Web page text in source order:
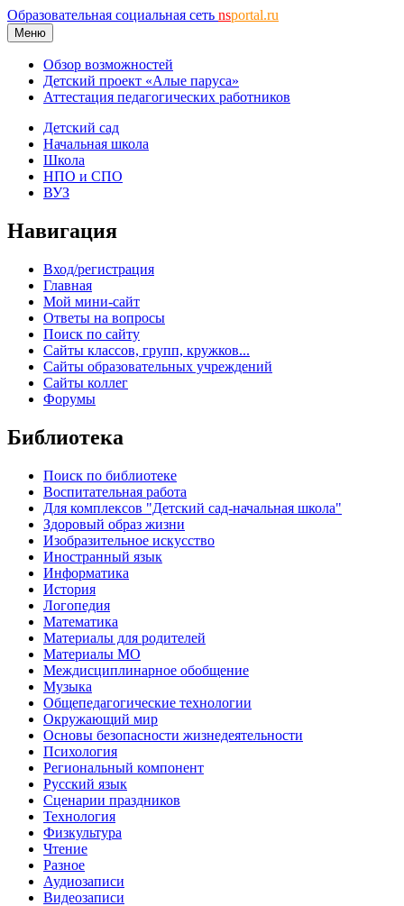
Образовательная социальная сеть nsportal.ru
Меню
Обзор возможностей
Детский проект «Алые паруса»
Аттестация педагогических работников
Детский сад
Начальная школа
Школа
НПО и СПО
ВУЗ
Навигация
Вход/регистрация
Главная
Мой мини-сайт
Ответы на вопросы
Поиск по сайту
Сайты классов, групп, кружков...
Сайты образовательных учреждений
Сайты коллег
Форумы
Библиотека
Поиск по библиотеке
Воспитательная работа
Для комплексов "Детский сад-начальная школа"
Здоровый образ жизни
Изобразительное искусство
Иностранный язык
Информатика
История
Логопедия
Математика
Материалы для родителей
Материалы МО
Междисциплинарное обобщение
Музыка
Общепедагогические технологии
Окружающий мир
Основы безопасности жизнедеятельности
Психология
Региональный компонент
Русский язык
Сценарии праздников
Технология
Физкультура
Чтение
Разное
Аудиозаписи
Видеозаписи